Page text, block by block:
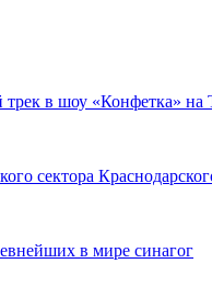
трек в шоу «Конфетка»
сектора
в мире синагог